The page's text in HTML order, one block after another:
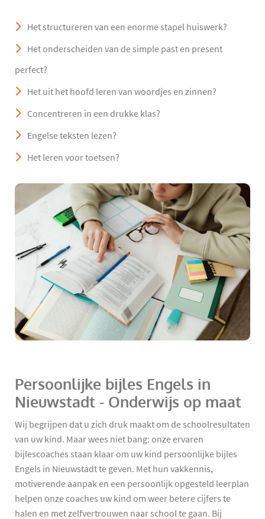
Het structureren van een enorme stapel huiswerk?
Het onderscheiden van de simple past en present
perfect?
Het uit het hoofd leren van woordjes en zinnen?
Concentreren in een drukke klas?
Engelse teksten lezen?
Het leren voor toetsen?
Persoonlijke bijles Engels in
Nieuwstadt - Onderwijs op maat
Wij begrijpen dat u zich druk maakt om de schoolresultaten
van uw kind. Maar wees niet bang: onze ervaren
bijlescoaches staan klaar om uw kind persoonlijke bijles
Engels in Nieuwstadt te geven. Met hun vakkennis,
motiverende aanpak en een persoonlijk opgesteld leerplan
helpen onze coaches uw kind om weer betere cijfers te
halen en met zelfvertrouwen naar school te gaan. Bij